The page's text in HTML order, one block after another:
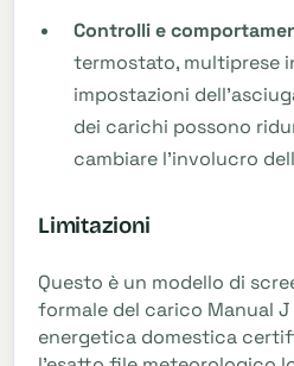
Controlli e
termostato, multiprese
impostazioni
dei carichi possono
cambiare l'involucro
Limitazioni
Questo è un modello di
formale del carico Manual
energetica domestica